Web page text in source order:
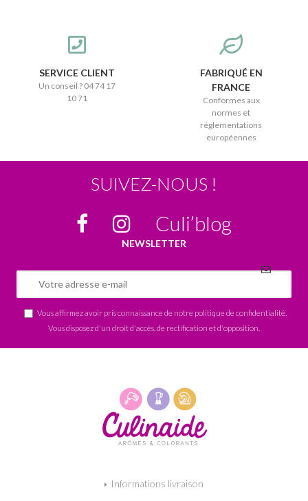
SERVICE CLIENT
Un conseil ? 04 74 17
10 71
FABRIQUÉ EN
FRANCE
Conformes aux
normes et
réglementations
européennes
SUIVEZ-NOUS !
Culi’blog
NEWSLETTER
Vous affirmez avoir pris connaissance de notre politique de confidentialité
Vous disposez d'un droit d'accès, de rectification et d'opposition.
Informations livraison